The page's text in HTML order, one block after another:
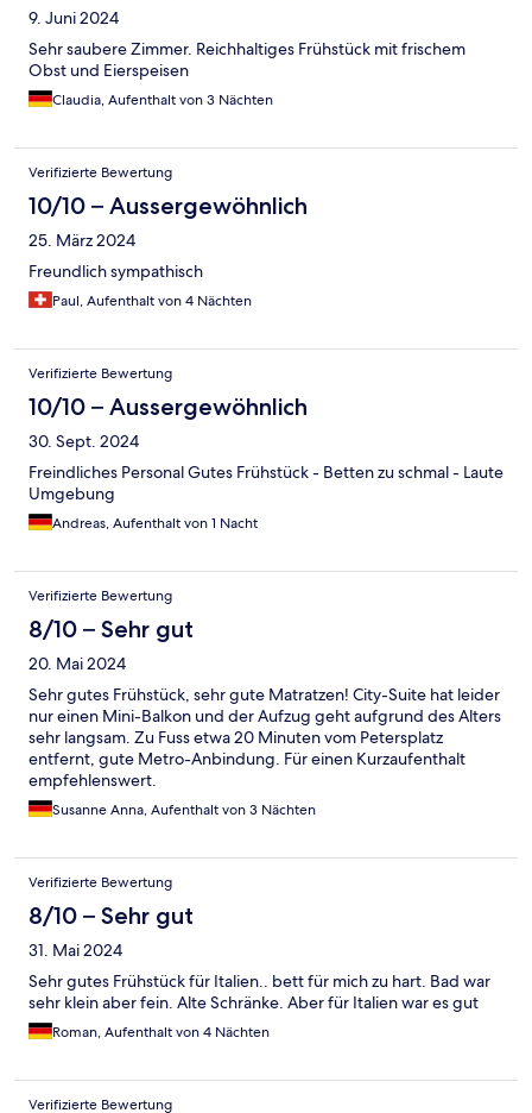
9. Juni 2024
Sehr saubere Zimmer. Reichhaltiges Frühstück mit frischem
Obst und Eierspeisen
Claudia, Aufenthalt von 3 Nächten
Verifizierte Bewertung
10/10 – Aussergewöhnlich
25. März 2024
Freundlich sympathisch
Paul, Aufenthalt von 4 Nächten
Verifizierte Bewertung
10/10 – Aussergewöhnlich
30. Sept. 2024
Freindliches Personal Gutes Frühstück - Betten zu schmal - Laute
Umgebung
Andreas, Aufenthalt von 1 Nacht
Verifizierte Bewertung
8/10 – Sehr gut
20. Mai 2024
Sehr gutes Frühstück, sehr gute Matratzen! City-Suite hat leider
nur einen Mini-Balkon und der Aufzug geht aufgrund des Alters
sehr langsam. Zu Fuss etwa 20 Minuten vom Petersplatz
entfernt, gute Metro-Anbindung. Für einen Kurzaufenthalt
empfehlenswert.
Susanne Anna, Aufenthalt von 3 Nächten
Verifizierte Bewertung
8/10 – Sehr gut
31. Mai 2024
Sehr gutes Frühstück für Italien.. bett für mich zu hart. Bad war
sehr klein aber fein. Alte Schränke. Aber für Italien war es gut
Roman, Aufenthalt von 4 Nächten
Verifizierte Bewertung